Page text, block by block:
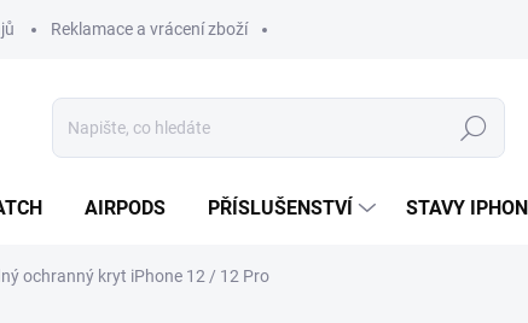
Reklamace a vrácení zboží
Hledat
AIRPODS PŘÍSLUŠENSTVÍ STAVY
ochranný kryt iPhone 12 / 12 Pro